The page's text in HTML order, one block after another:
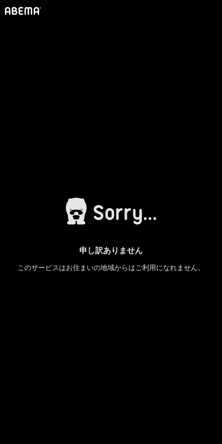
申し訳ありません
このサービスはお住まいの地域からはご利用になれません。